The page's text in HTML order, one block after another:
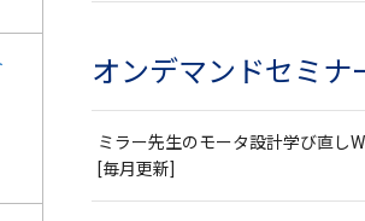
オンデマンドセミナ
ミラー先生のモータ設計学び直し
[毎月更新]